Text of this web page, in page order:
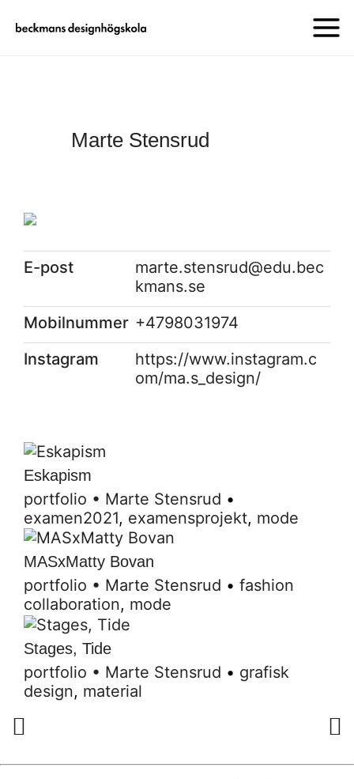
Marte Stensrud
E-post
marte.stensrud@edu.bec
kmans.se
Mobilnummer +4798031974
Instagram
https://www.instagram.c
om/ma.s_design/
Eskapism
portfolio • Marte Stensrud •
examen2021, examensprojekt, mode
MASxMatty Bovan
portfolio • Marte Stensrud • fashion
collaboration, mode
Stages, Tide
portfolio • Marte Stensrud • grafisk
design, material